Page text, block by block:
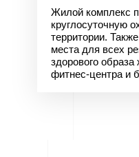
Жилой комплекс
круглосуточную
территории.
места для всех
здорового
фитнес-центра и